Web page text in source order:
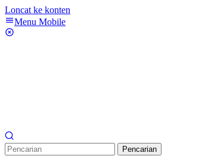
Loncat ke konten
Menu Mobile
Pencarian